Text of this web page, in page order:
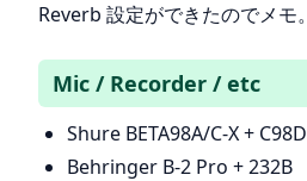
Reverb 設定ができたのでメモ。
Mic / Recorder / etc
Shure BETA98A/C-X + C98D
Behringer B-2 Pro + 232B